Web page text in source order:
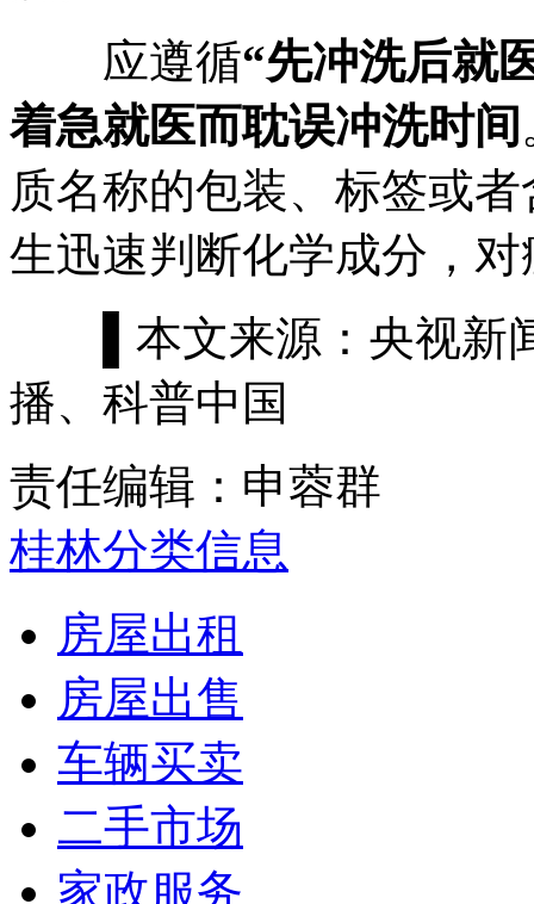
应遵循“先冲洗后就
着急就医而耽误冲洗时间
质名称的包装、标签或
生迅速判断化学成分，
本文来源：央视新
播、科普中国
责任编辑：申蓉群
桂林分类信息
房屋出租
房屋出售
车辆买卖
二手市场
家政服务